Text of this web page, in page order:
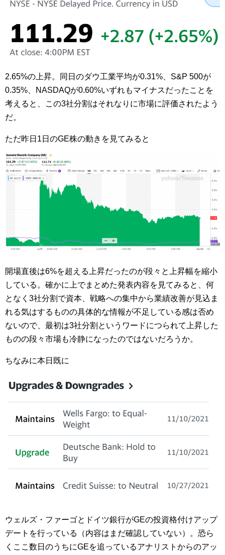
2.65%の上昇。同日のダウ工業平均が0.31%、S&P 500が
0.35%、NASDAQが0.60%いずれもマイナスだったことを
考えると、この3社分割はそれなりに市場に評価されたよう
だ。
ただ昨日1日のGE株の動きを見てみると
開場直後は6%を超える上昇だったのが段々と上昇幅を縮小
している。確かに上でまとめた発表内容を見てみると、何
となく3社分割で資本、戦略への集中から業績改善が見込ま
れる気はするものの具体的な情報が不足している感は否め
ないので、最初は3社分割というワードにつられて上昇した
ものの段々市場も冷静になったのではないだろうか。
ちなみに本日既に
ウェルズ・ファーゴとドイツ銀行がGEの投資格付けアップ
デートを行っている（内容はまだ確認していない）。恐ら
くここ数日のうちにGEを追っているアナリストからのアッ